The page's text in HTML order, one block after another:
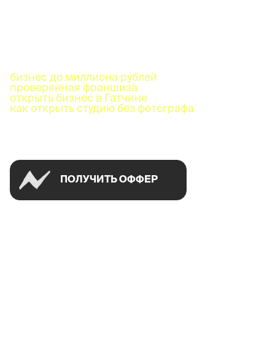
бизнес до миллиона рублей
проверенная франшиза
открыть бизнес в Гатчине
как открыть студию без фотографа
ПОЛУЧИТЬ ОФФЕР